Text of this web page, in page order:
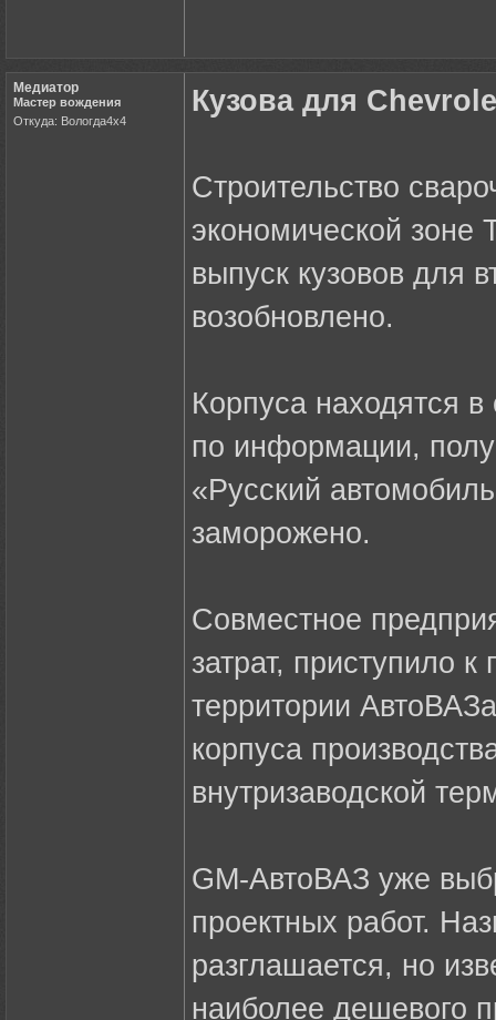
Медиатор
Мастер вождения
Откуда: Вологда4х4
Кузова для
Строительство
экономической зоне
выпуск кузовов для
возобновлено.
Корпуса находятся в
по информации,
«Русский
заморожено.
Совместное
затрат, приступило
территории
корпуса
внутризаводской
GM-АвтоВАЗ уже
проектных работ.
разглашается, но
наиболее дешевого